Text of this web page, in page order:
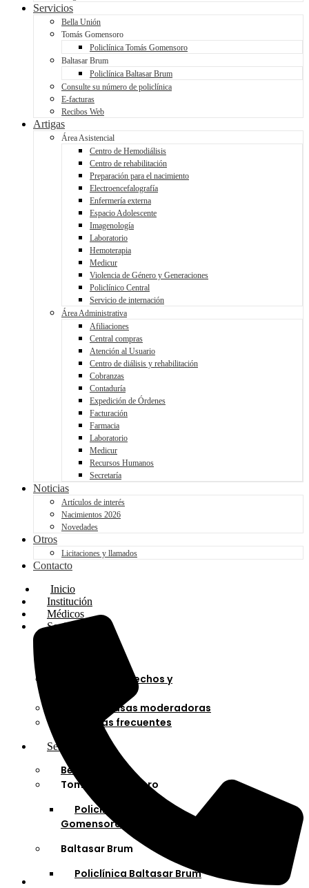
Servicios
Bella Unión
Tomás Gomensoro
Policlínica Tomás Gomensoro
Baltasar Brum
Policlínica Baltasar Brum
Consulte su número de policlínica
E-facturas
Recibos Web
Artigas
Área Asistencial
Centro de Hemodiálisis
Centro de rehabilitación
Preparación para el nacimiento
Electroencefalografía
Enfermería externa
Espacio Adolescente
Imagenología
Laboratorio
Hemoterapia
Medicur
Violencia de Género y Generaciones
Policlínico Central
Servicio de internación
Área Administrativa
Afiliaciones
Central compras
Atención al Usuario
Centro de diálisis y rehabilitación
Cobranzas
Contaduría
Expedición de Órdenes
Facturación
Farmacia
Laboratorio
Medicur
Recursos Humanos
Secretaría
Noticias
Artículos de interés
Nacimientos 2026
Novedades
Otros
Licitaciones y llamados
Contacto
Inicio
Institución
Médicos
Socios
Cartilla de derechos y
Cuotas y tasas moderadoras
Preguntas frecuentes
Servicios
Bella Unión
Tomás Gomensoro
Policlínica Tomás
Gomensoro
Baltasar Brum
Policlínica Baltasar Brum